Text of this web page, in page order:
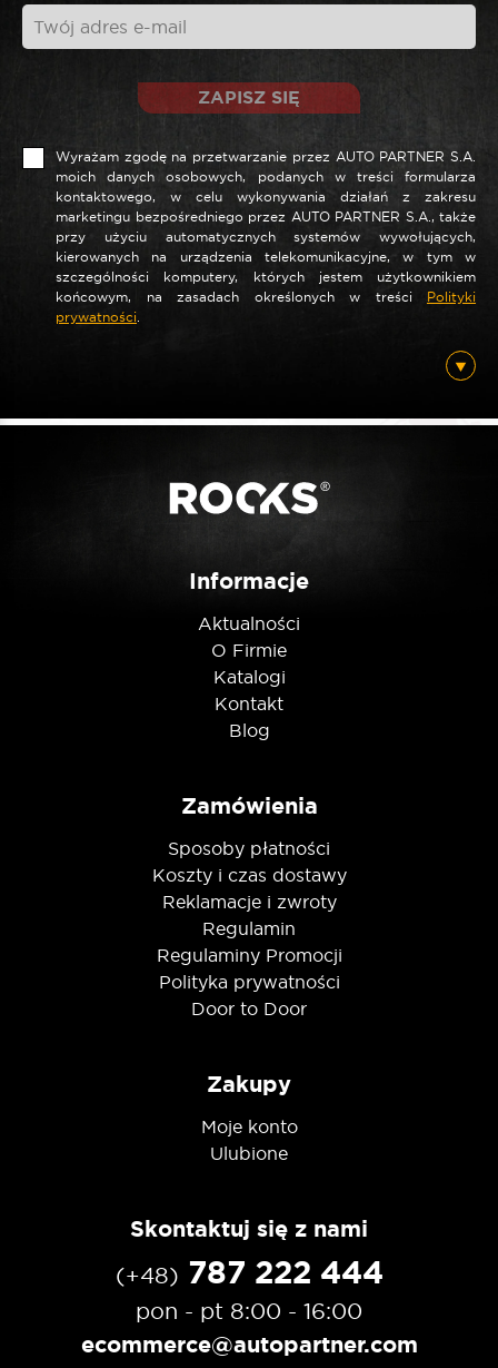
ZAPISZ SIĘ
Wyrażam zgodę na przetwarzanie przez AUTO PARTNER S.A.
moich danych osobowych, podanych w treści formularza
kontaktowego, w celu wykonywania działań z zakresu
marketingu bezpośredniego przez AUTO PARTNER S.A., także
przy użyciu automatycznych systemów wywołujących,
kierowanych na urządzenia telekomunikacyjne, w tym w
szczególności komputery, których jestem użytkownikiem
końcowym, na zasadach określonych w treści Polityki
prywatności
Informacje
Aktualności
O Firmie
Katalogi
Kontakt
Blog
Zamówienia
Sposoby płatności
Koszty i czas dostawy
Reklamacje i zwroty
Regulamin
Regulaminy Promocji
Polityka prywatności
Door to Door
Zakupy
Moje konto
Ulubione
Skontaktuj się z nami
(+48) 787 222 444
pon - pt 8:00 - 16:00
ecommerce@autopartner.com